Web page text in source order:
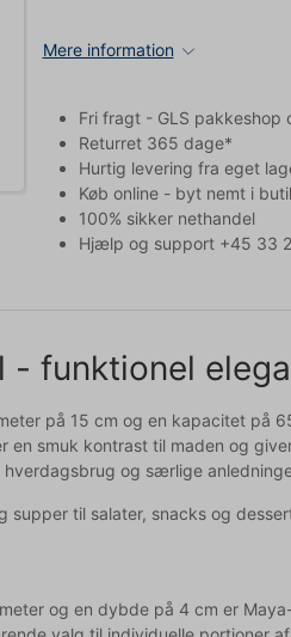
Mere information
Fri fragt - GLS pakkeshop
Returret 365 dage*
Hurtig levering fra eget
Køb online - byt nemt i
100% sikker nethandel
Hjælp og support +45 33
funktionel
på 15 cm og en kapacitet på
en smuk kontrast til maden og
og særlige
supper til salater, snacks og
og en dybde på 4 cm er